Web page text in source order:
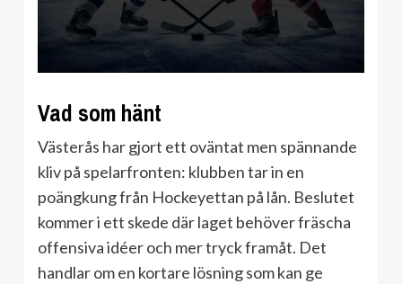
Vad som hänt
Västerås har gjort ett oväntat men spännande
kliv på spelarfronten: klubben tar in en
poängkung från Hockeyettan på lån. Beslutet
kommer i ett skede där laget behöver fräscha
offensiva idéer och mer tryck framåt. Det
handlar om en kortare lösning som kan ge